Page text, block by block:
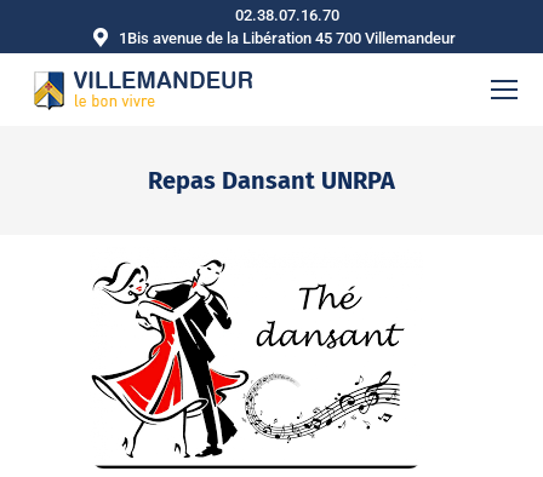
02.38.07.16.70
1Bis avenue de la Libération 45 700 Villemandeur
Repas Dansant UNRPA